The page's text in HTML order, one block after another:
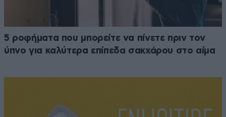
5 ροφήματα που μπορείτε να πίνετε πριν τον
ύπνο για καλύτερα επίπεδα σακχάρου στο αίμα